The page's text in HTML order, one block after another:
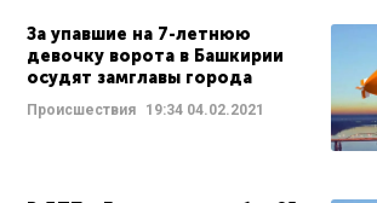
За упавшие на 7-летнюю
девочку ворота в Башкирии
осудят замглавы города
Происшествия 19:34 04.02.2021